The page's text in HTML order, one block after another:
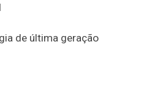
de última geração